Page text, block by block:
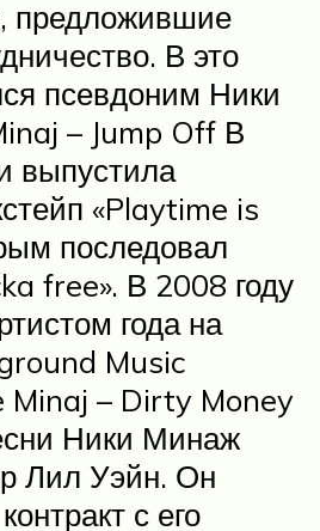
предложившие
В это
псевдоним Ники
– Jump Off В
выпустила
«Playtime is
последовал
free». В 2008 году
года на
Music
Minaj – Dirty Money
Ники Минаж
Лил Уэйн. Он
с его